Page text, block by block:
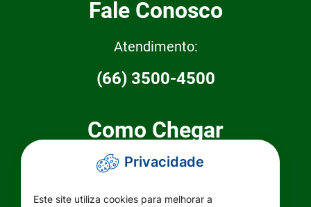
Fale Conosco
Atendimento:
(66) 3500-4500
Como Chegar
Prefeitura Municipal de Primavera do
Privacidade
Este site utiliza cookies para melhorar a